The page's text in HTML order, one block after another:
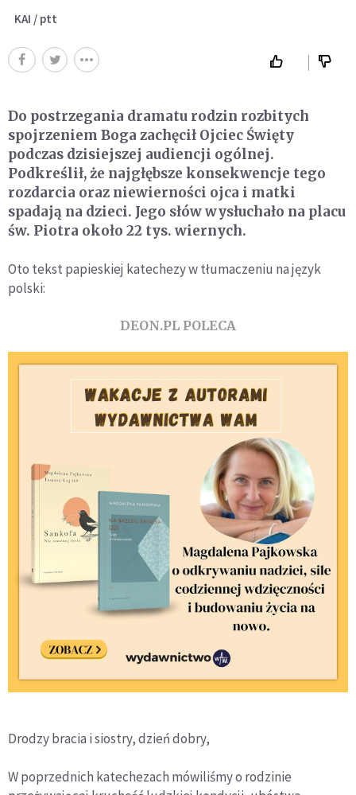
KAI / ptt
Do postrzegania dramatu rodzin rozbitych
spojrzeniem Boga zachęcił Ojciec Święty
podczas dzisiejszej audiencji ogólnej.
Podkreślił, że najgłębsze konsekwencje tego
rozdarcia oraz niewierności ojca i matki
spadają na dzieci. Jego słów wysłuchało na placu
św. Piotra około 22 tys. wiernych.
Oto tekst papieskiej katechezy w tłumaczeniu na język
polski:
DEON.PL POLECA
Drodzy bracia i siostry, dzień dobry,
W poprzednich katechezach mówiliśmy o rodzinie